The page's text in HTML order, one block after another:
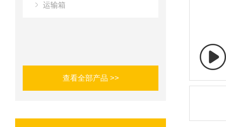
运输箱
查看全部产品 >>